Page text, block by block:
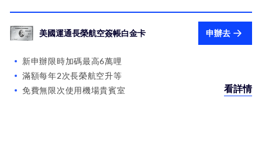
美國運通長榮航空簽帳白金卡 申辦去
新申辦限時加碼最高6萬哩
滿額每年2次長榮航空升等
免費無限次使用機場貴賓室
看詳情